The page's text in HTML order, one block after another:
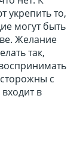
укрепить то,
могут быть
Желание
так,
с
в